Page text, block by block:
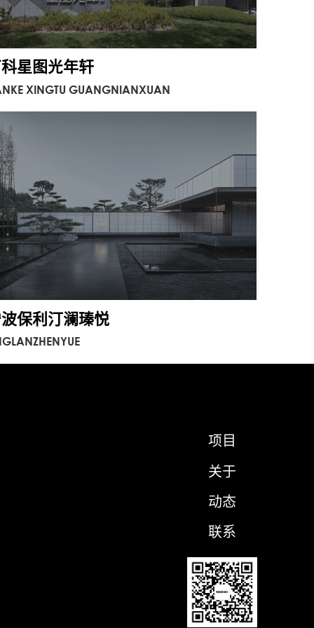
星图光年轩
XINGTU GUANGNIANXUAN
保利汀澜瑧悦
项目
关于
动态
联系